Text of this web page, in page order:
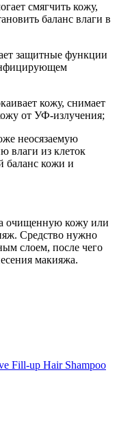
смягчить кожу,
баланс влаги в
защитные функции
кожу, снимает
от УФ-излучения;
неосязаемую
влаги из клеток
баланс кожи и
очищенную кожу или
Средство нужно
слоем, после чего
макияжа.